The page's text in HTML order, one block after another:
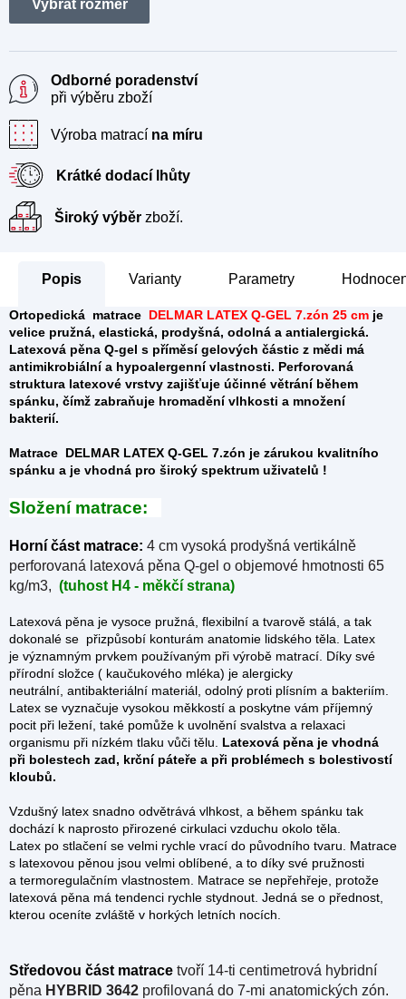
Odborné poradenství
při výběru zboží
Výroba matrací na míru
Krátké dodací lhůty
Široký výběr zboží.
Popis Parametry
Ortopedická matrace DELMAR LATEX Q-GEL 7.zón 25 cm je
velice pružná, elastická, prodyšná, odolná a antialergická.
Latexová pěna Q-gel s příměsí gelových částic z mědi má
antimikrobiální a hypoalergenní vlastnosti. Perforovaná
struktura latexové vrstvy zajišťuje účinné větrání během
spánku, čímž zabraňuje hromadění vlhkosti a množení
bakterií.
Matrace DELMAR LATEX Q-GEL 7.zón je zárukou kvalitního
spánku a je vhodná pro široký spektrum uživatelů !
Složení matrace:
Horní část matrace: 4 cm vysoká prodyšná vertikálně
perforovaná latexová pěna Q-gel o objemové hmotnosti 65
kg/m3, (tuhost H4 - měkčí strana)
Latexová pěna je vysoce pružná, flexibilní a tvarově stálá, a tak
dokonalé se přizpůsobí konturám anatomie lidského těla. Latex
je významným prvkem používaným při výrobě matrací. Díky své
přírodní složce ( kaučukového mléka) je alergicky
neutrální, antibakteriální materiál, odolný proti plísním a bakteriím.
Latex se vyznačuje vysokou měkkostí a poskytne vám příjemný
pocit při ležení, také pomůže k uvolnění svalstva a relaxaci
organismu při nízkém tlaku vůči tělu. Latexová pěna je vhodná
při bolestech zad, krční páteře a při problémech s bolestivostí
kloubů.
Vzdušný latex snadno odvětrává vlhkost, a během spánku tak
dochází k naprosto přirozené cirkulaci vzduchu okolo těla.
Latex po stlačení se velmi rychle vrací do původního tvaru. Matrace
s latexovou pěnou jsou velmi oblíbené, a to díky své pružnosti
a termoregulačním vlastnostem. Matrace se nepřehřeje, protože
latexová pěna má tendenci rychle stydnout. Jedná se o přednost,
kterou oceníte zvláště v horkých letních nocích.
Středovou část matrace tvoří 14-ti centimetrová hybridní
pěna HYBRID 3642 profilovaná do 7-mi anatomických zón.